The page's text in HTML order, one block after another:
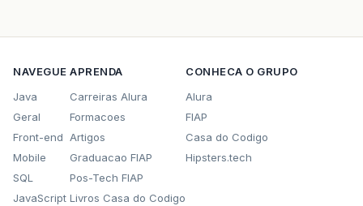
NAVEGUE
Java
Geral
Front-end
Mobile
SQL
JavaScript
APRENDA
Carreiras Alura
Formacoes
Artigos
Graduacao FIAP
Pos-Tech FIAP
Livros Casa do Codigo
CONHECA O GRUPO
Alura
FIAP
Casa do Codigo
Hipsters.tech